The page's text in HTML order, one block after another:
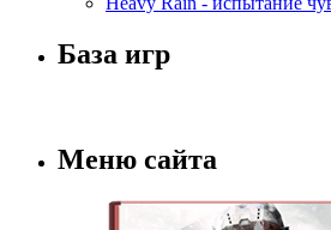
База игр
Меню сайта